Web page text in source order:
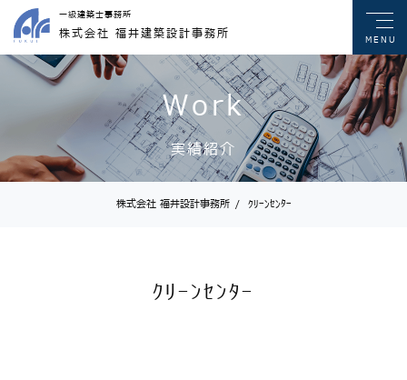
MENU
一級建築士事務所
株式会社 福井建築設計事務所
Work
実績紹介
株式会社 福井設計事務所 / ｸﾘｰﾝｾﾝﾀｰ
ｸﾘｰﾝｾﾝﾀｰ